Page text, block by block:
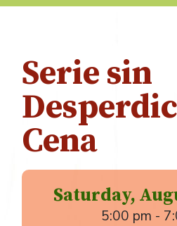
Serie sin
Cena
Saturday,
5:00 pm -